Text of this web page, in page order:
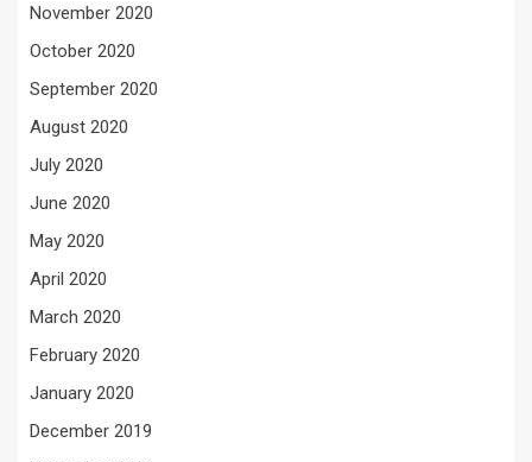
November 2020
October 2020
September 2020
August 2020
July 2020
June 2020
May 2020
April 2020
March 2020
February 2020
January 2020
December 2019